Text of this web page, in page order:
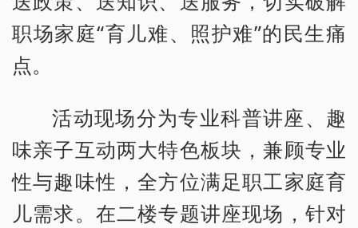
职场家庭“育儿难、照护难”的民生痛
点。
活动现场分为专业科普讲座、趣
味亲子互动两大特色板块，兼顾专业
性与趣味性，全方位满足职工家庭育
儿需求。在二楼专题讲座现场，针对